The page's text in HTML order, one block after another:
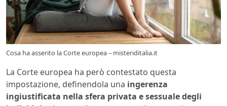
Cosa ha asserito la Corte europea – misteriditalia.it
La Corte europea ha però contestato questa
impostazione, definendola una ingerenza
ingiustificata nella sfera privata e sessuale degli